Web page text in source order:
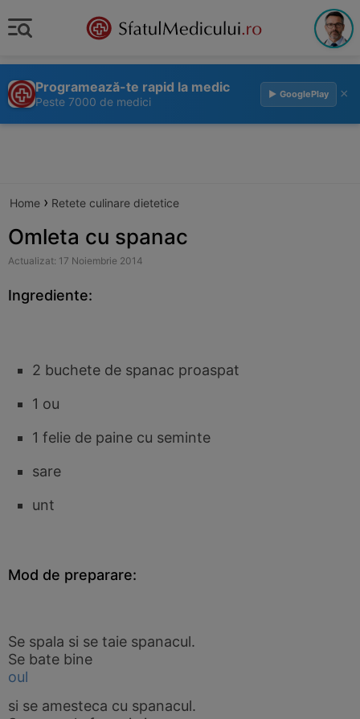
Programează-te rapid la medic
Peste 7000 de medici
▶ GooglePlay ×
Home › Retete culinare dietetice
Omleta cu spanac
Actualizat: 17 Noiembrie 2014
Ingrediente:
2 buchete de spanac proaspat
1 ou
1 felie de paine cu seminte
sare
unt
Mod de preparare:
Se spala si se taie spanacul.
Se bate bine
oul
si se amesteca cu spanacul.